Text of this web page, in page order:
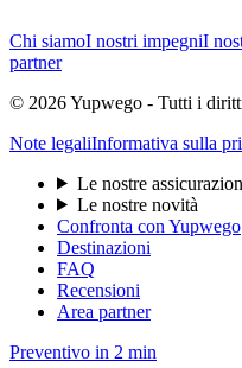
Chi siamoI nostri impegniI
partner
© 2026 Yupwego - Tutti i
Note legaliInformativa sulla
Le nostre
Le nostre novità
Confronta con Yupwego
Destinazioni
FAQ
Recensioni
Area partner
Preventivo in 2 min